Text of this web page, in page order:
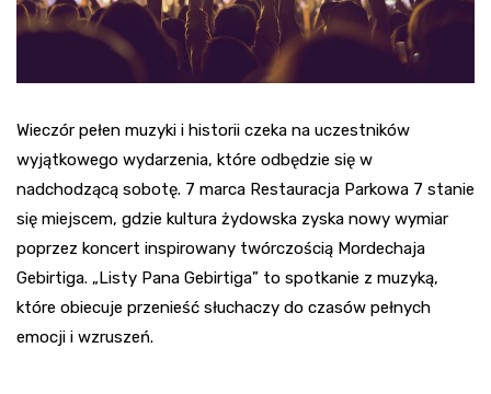
Wieczór pełen muzyki i historii czeka na uczestników
wyjątkowego wydarzenia, które odbędzie się w
nadchodzącą sobotę. 7 marca Restauracja Parkowa 7 stanie
się miejscem, gdzie kultura żydowska zyska nowy wymiar
poprzez koncert inspirowany twórczością Mordechaja
Gebirtiga. „Listy Pana Gebirtiga” to spotkanie z muzyką,
które obiecuje przenieść słuchaczy do czasów pełnych
emocji i wzruszeń.